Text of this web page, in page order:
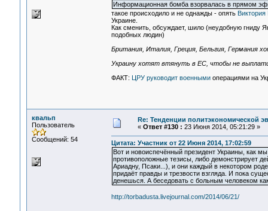
Информационная бомба взорвалась в прямом
такое происходило и не однажды - опять
Украине.
Как сменить, обсуждает, шило (неудобную гниду
подобных людин)
Британия, Италия, Греция, Бельгия, Германия
Украину хотят втянуть в ЕС, чтобы не
ФАКТ:
ЦРУ руководит военнымиоперациями на
квальп
Пользователь
Сообщений: 54
Re: Тенденции политэкономической
« Ответ #130 : 23 Июня 2014, 05:21:29 »
Цитата: Участник от 22 Июня 2014, 17:02:59
Вот и новоиспечённый президент Украины, как
противоположные тезисы, либо демонстрирует
Ариадну, Псаки...), и они каждый в некотором
придаёт правды и трезвости взгляда. И пока
денешься. А беседовать с больным человеком
http://torbadusta.livejournal.com/2014/06/21/